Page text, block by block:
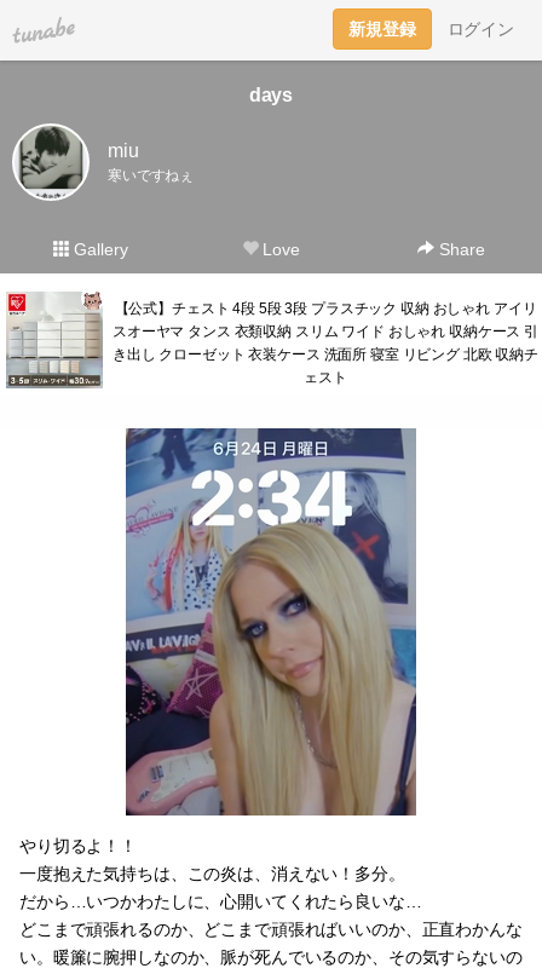
tuna.be 新規登録 ログイン
days
miu
寒いですねぇ
Gallery Love Share
【公式】チェスト 4段 5段 3段 プラスチック 収納 おしゃれ アイリ
スオーヤマ タンス 衣類収納 スリム ワイド おしゃれ 収納ケース 引
き出し クローゼット 衣装ケース 洗面所 寝室 リビング 北欧 収納チ
ェスト
やり切るよ！！
一度抱えた気持ちは、この炎は、消えない！多分。
だから…いつかわたしに、心開いてくれたら良いな…
どこまで頑張れるのか、どこまで頑張ればいいのか、正直わかんな
い。暖簾に腕押しなのか、脈が死んでいるのか、その気すらないの